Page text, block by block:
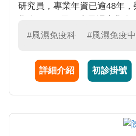
研究員，專業年資已逾48年
獎，曾任TCR理事長(2009-
領域包括自體免疫疾病(如SLE
織疾病併發間質肺病變。研究
主持人， 收案人數及品質多
#風濕免疫科 #風濕免疫
詳細介紹 初診掛號